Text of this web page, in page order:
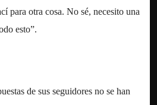
para otra cosa. No sé, necesito una
esto”.
de sus seguidores no se han